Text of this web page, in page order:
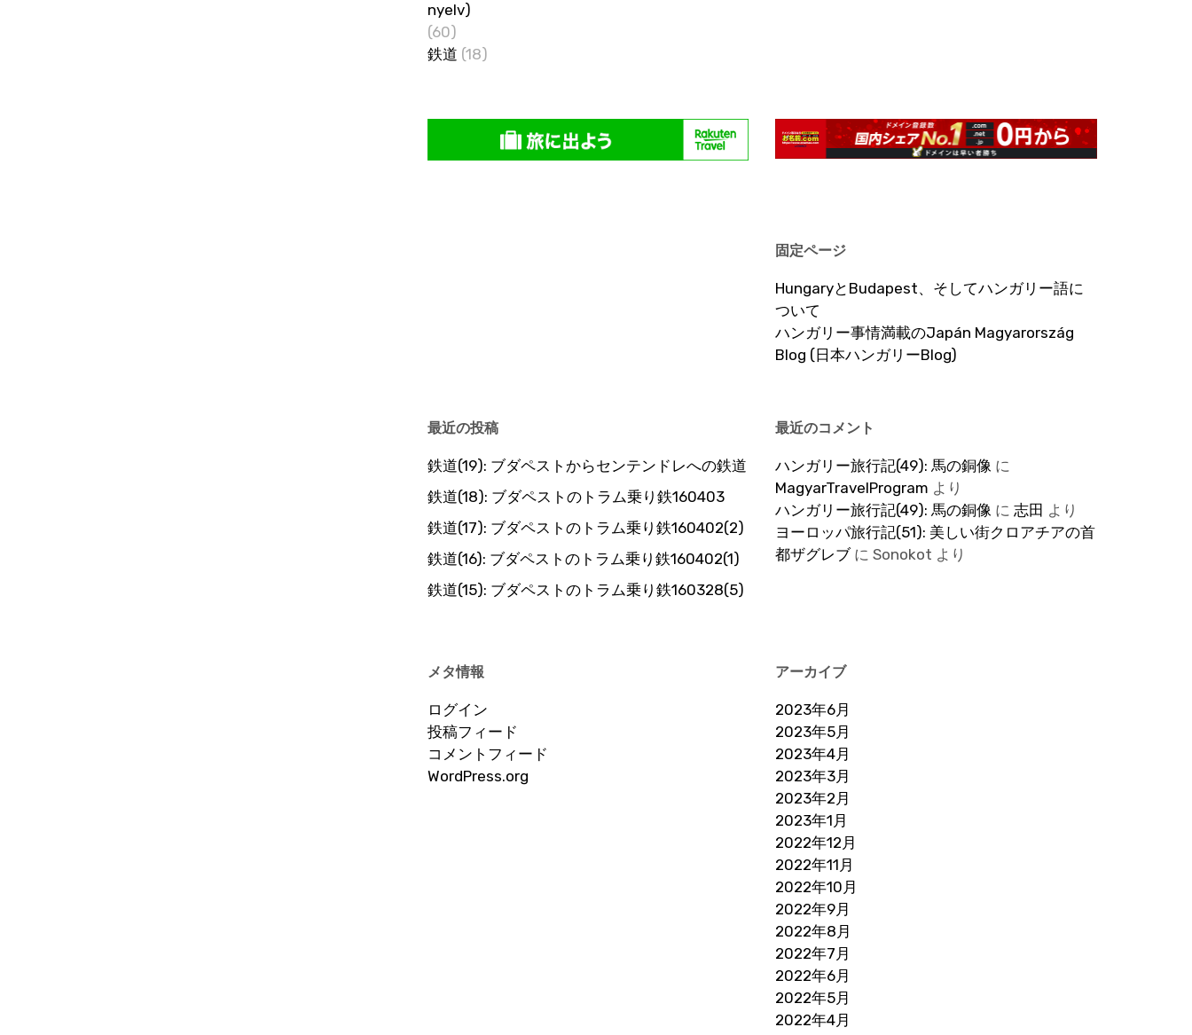
nyelv)
(60)
鉄道 (18)
固定ページ
HungaryとBudapest、そしてハンガリー語に
ついて
ハンガリー事情満載のJapán Magyarország
Blog (日本ハンガリーBlog)
最近の投稿
鉄道(19): ブダペストからセンテンドレへの鉄道
鉄道(18): ブダペストのトラム乗り鉄160403
鉄道(17): ブダペストのトラム乗り鉄160402(2)
鉄道(16): ブダペストのトラム乗り鉄160402(1)
鉄道(15): ブダペストのトラム乗り鉄160328(5)
最近のコメント
ハンガリー旅行記(49): 馬の銅像 に
MagyarTravelProgram より
ハンガリー旅行記(49): 馬の銅像 に志田 より
ヨーロッパ旅行記(51): 美しい街クロアチアの首
都ザグレブにSonokot より
メタ情報
ログイン
投稿フィード
コメントフィード
WordPress.org
アーカイブ
2023年6月
2023年5月
2023年4月
2023年3月
2023年2月
2023年1月
2022年12月
2022年11月
2022年10月
2022年9月
2022年8月
2022年7月
2022年6月
2022年5月
2022年4月